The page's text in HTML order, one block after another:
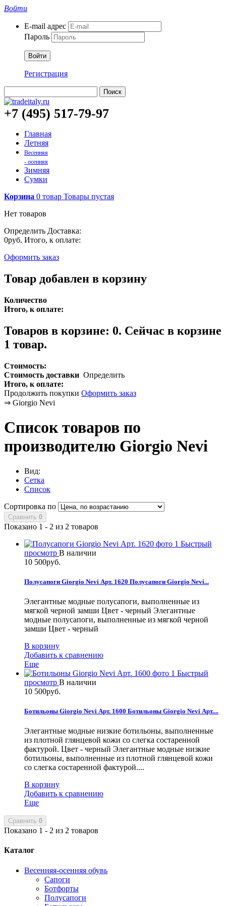
Войти
E-mail адрес
Пароль
Войти
Регистрация
Поиск
+7 (495) 517-79-97
Главная
Летняя
Весенняя
- осенняя
Зимняя
Сумки
Корзина 0 товар Товары пустая
Нет товаров
Определить Доставка:
0руб. Итого, к оплате:
Оформить заказ
Товар добавлен в корзину
Количество
Итого, к оплате:
Товаров в корзине: 0. Сейчас в корзине
1 товар.
Стоимость:
Стоимость доставки Определить
Итого, к оплате:
Продолжить покупки Оформить заказ
⇒ Giorgio Nevi
Список товаров по
производителю Giorgio Nevi
Вид:
Сетка
Список
Сортировка по
Сравнить 0
Показано 1 - 2 из 2 товаров
Быстрый
просмотр В наличии
10 500руб.
Полусапоги Giorgio Nevi Арт. 1620 Полусапоги Giorgio Nevi...
Элегантные модные полусапоги, выполненные из
мягкой черной замши Цвет - черный Элегантные
модные полусапоги, выполненные из мягкой черной
замши Цвет - черный
В корзину
Добавить к сравнению
Еще
Быстрый
просмотр В наличии
10 500руб.
Ботильоны Giorgio Nevi Арт. 1600 Ботильоны Giorgio Nevi Арт....
Элегантные модные низкие ботильоны, выполненные
из плотной глянцевой кожи со слегка состаренной
фактурой. Цвет - черный Элегантные модные низкие
ботильоны, выполненные из плотной глянцевой кожи
со слегка состаренной фактурой....
В корзину
Добавить к сравнению
Еще
Сравнить 0
Показано 1 - 2 из 2 товаров
Каталог
Весенняя-осенняя обувь
Сапоги
Ботфорты
Полусапоги